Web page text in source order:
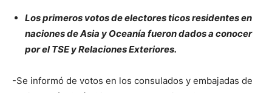
Los primeros votos de electores ticos residentes en
naciones de Asia y Oceanía fueron dados a conocer
por el TSE y Relaciones Exteriores.
-Se informó de votos en los consulados y embajadas de